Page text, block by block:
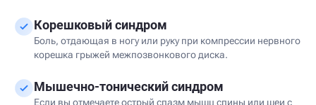
Корешковый синдром
Боль, отдающая в ногу или руку при компрессии нервного
корешка грыжей межпозвонкового диска.
Мышечно-тонический синдром
Если вы отмечаете острый спазм мышц спины или шеи с